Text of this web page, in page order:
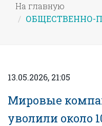
На главную
ОБЩЕСТВЕННО-
13.05.2026, 21:05
Мировые
уволили около